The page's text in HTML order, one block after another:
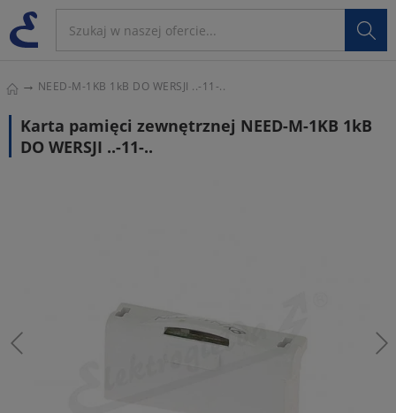

NEED-M-1KB 1kB DO WERSJI ..-11-..
Karta pamięci zewnętrznej NEED-M-1KB 1kB
DO WERSJI ..-11-..